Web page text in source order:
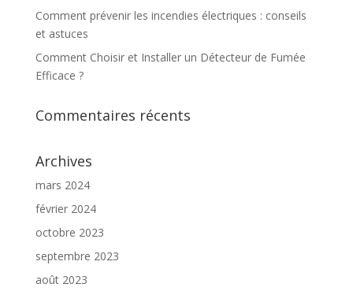
Comment prévenir les incendies électriques : conseils
et astuces
Comment Choisir et Installer un Détecteur de Fumée
Efficace ?
Commentaires récents
Archives
mars 2024
février 2024
octobre 2023
septembre 2023
août 2023